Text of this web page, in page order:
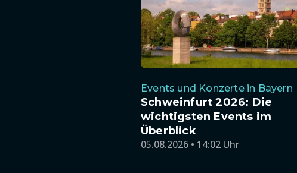
Events und Konzerte in Bayern
Schweinfurt 2026: Die
wichtigsten Events im
Überblick
05.08.2026 • 14:02 Uhr